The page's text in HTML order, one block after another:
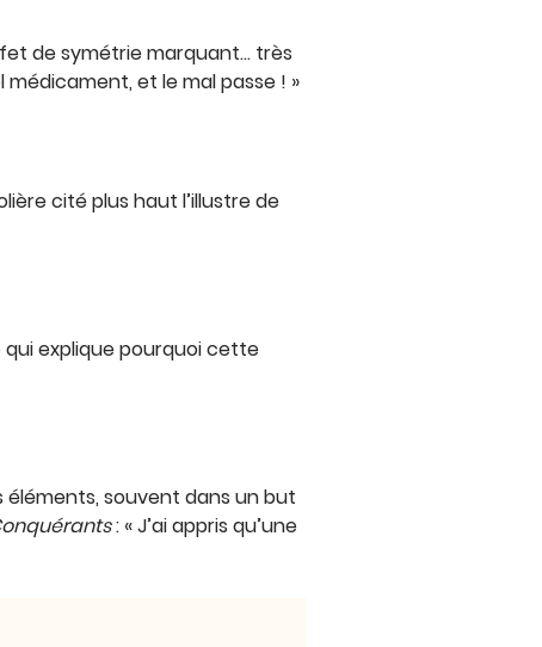
de symétrie marquant… très
et le mal passe ! »
cité plus haut l’illustre de
explique pourquoi cette
éléments, souvent dans un but
: « J’ai appris qu’une